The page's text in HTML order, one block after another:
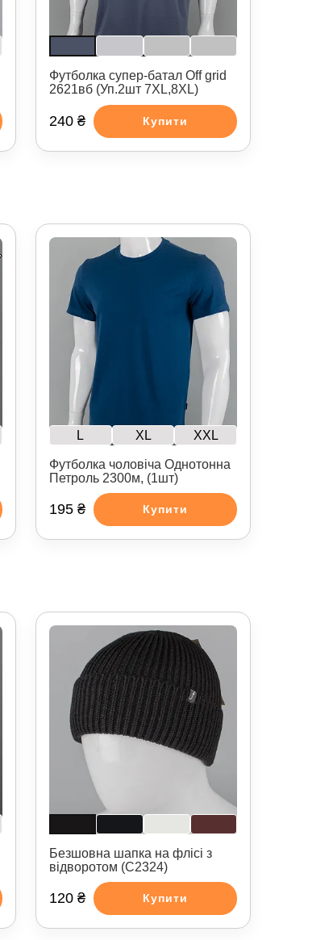
Футболка супер-батал Off grid
2621вб (Уп.2шт 7XL,8XL)
240 ₴ Купити
L XL XXL
Футболка чоловіча Однотонна
Петроль 2300м, (1шт)
195 ₴ Купити
Безшовна шапка на флісі з
відворотом (С2324)
120 ₴ Купити